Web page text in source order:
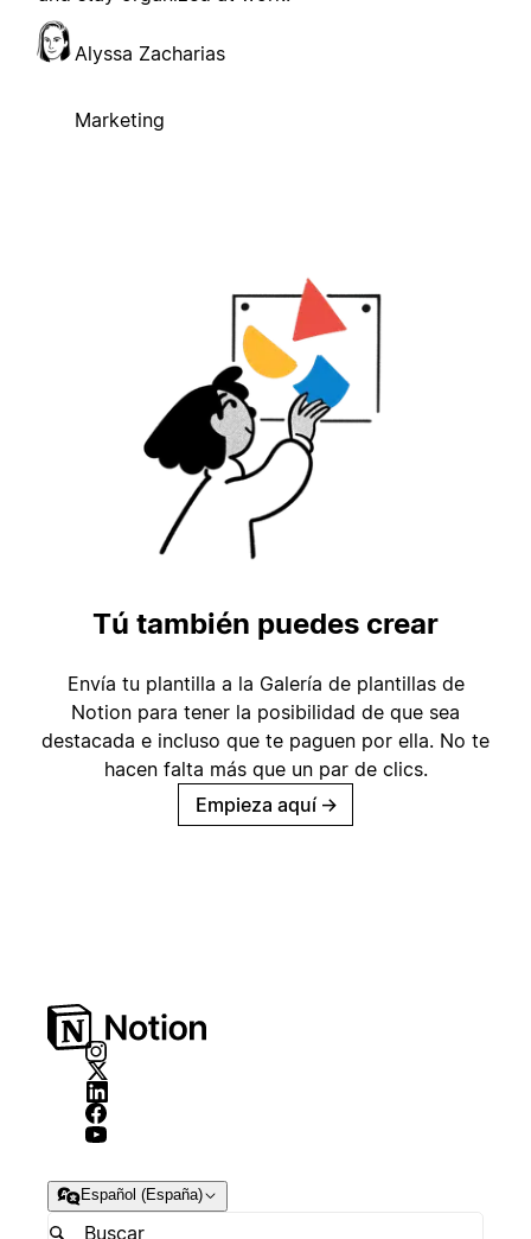
Alyssa Zacharias
Marketing
Tú también puedes crear
Envía tu plantilla a la Galería de plantillas de
Notion para tener la posibilidad de que sea
destacada e incluso que te paguen por ella. No te
hacen falta más que un par de clics.
Empieza aquí →
Español (España)